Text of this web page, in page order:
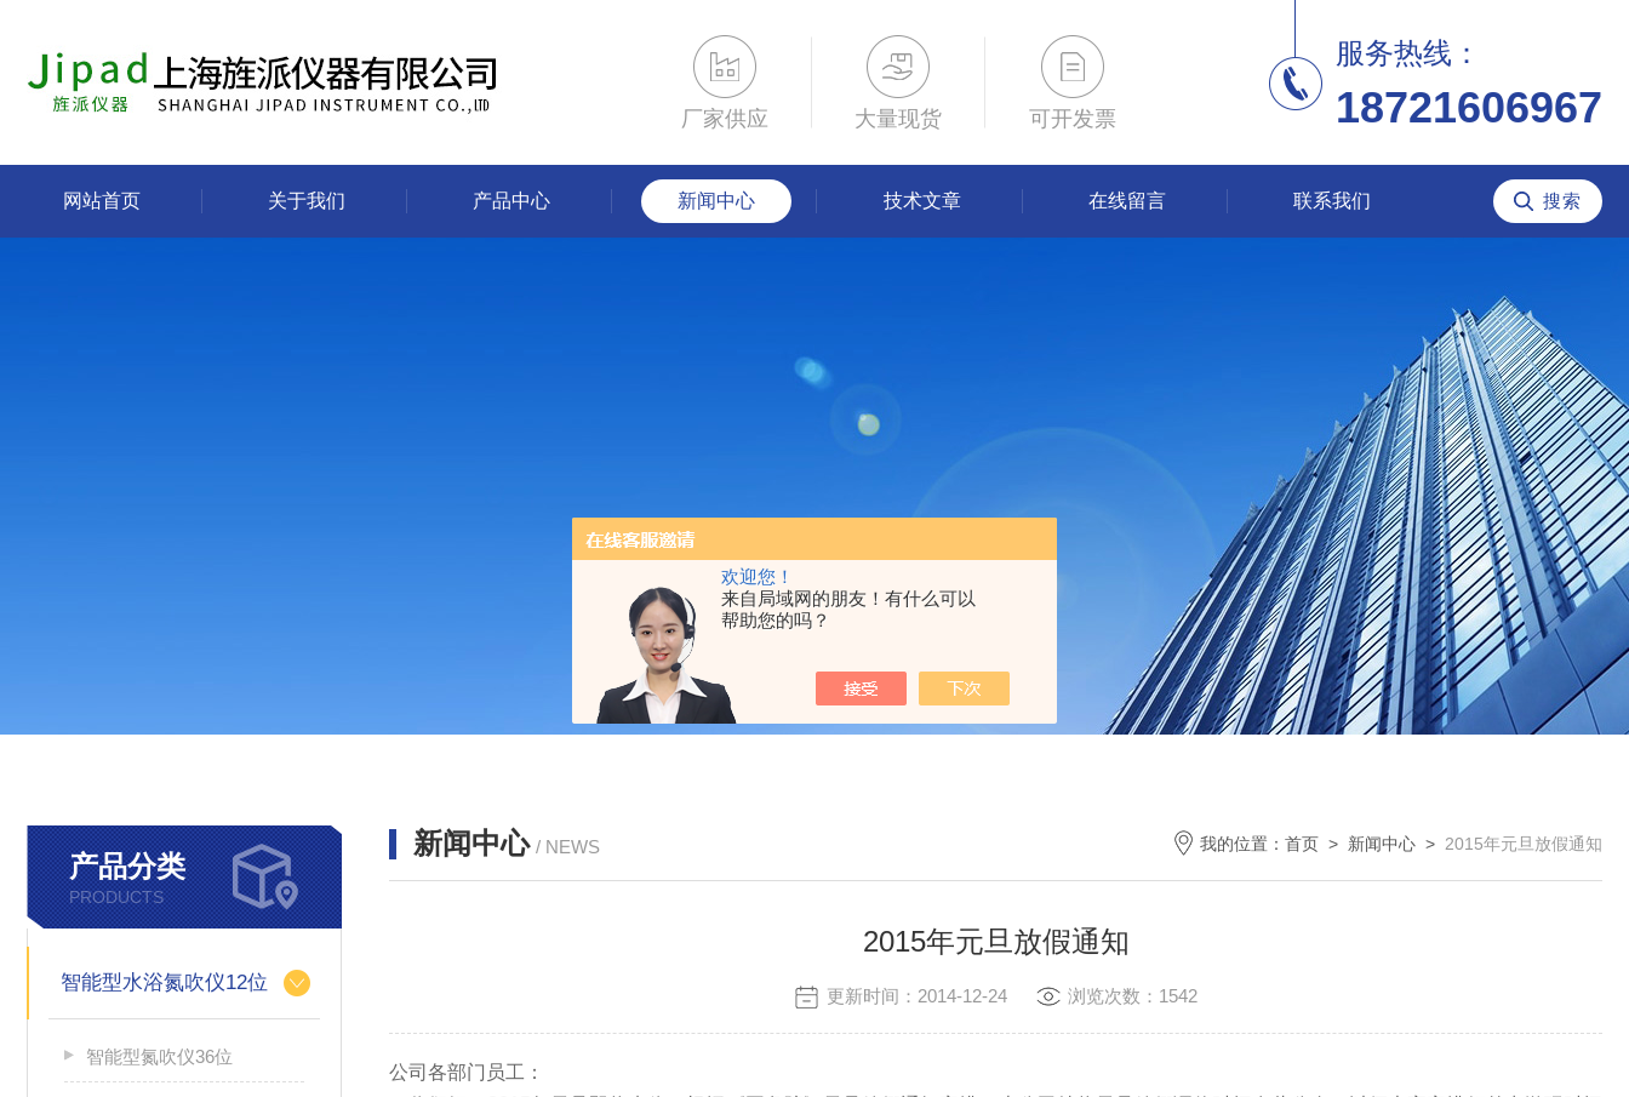
欢迎您！
来自局域网的朋友！有什么可以
帮助您的吗？
厂家供应 大量现货 可开发票
服务热线：
18721606967
网站首页 关于我们 产品中心 新闻中心 技术文章 在线留言 联系我们
产品分类
PRODUCTS
智能型水浴氮吹仪12位
智能型氮吹仪36位
新闻中心 / NEWS 我的位置： 首页 > 新闻中心 > 2015年元旦放假通知
2015年元旦放假通知
更新时间：2014-12-24 浏览次数：1542
公司各部门员工：